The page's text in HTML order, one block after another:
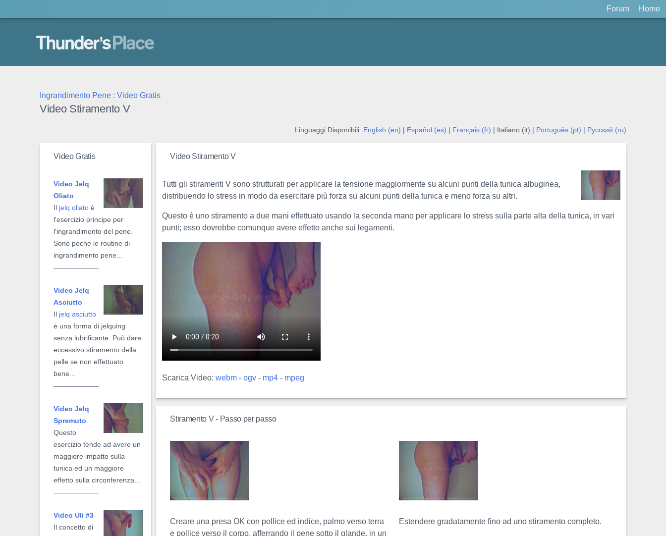
Thunder's Place
Ingrandimento Pene : Video Gratis
Video Stiramento V
Linguaggi Disponibili: English (en) Español (es) Français (fr) | Italiano (it) | Português (pt) Русский (ru)
Video Gratis
Video Jelq
Oliato
Il jelq oliato è
l'esercizio principe per
l'ingrandimento del pene.
Sono poche le routine di
ingrandimento pene...
Video Jelq
Asciutto
Il jelq asciutto
è una forma di jelquing
senza lubrificante. Può dare
eccessivo stiramento della
pelle se non effettuato
bene...
Video Jelq
Spremuto
Questo
esercizio tende ad avere un
maggiore impatto sulla
tunica ed un maggiore
effetto sulla circonferenza...
Video Uli #3
Il concetto di
Video Stiramento V
Tutti gli stiramenti V sono strutturati per applicare la tensione maggiormente su alcuni punti della tunica albuginea,
distribuendo lo stress in modo da esercitare più forza su alcuni punti della tunica e meno forza su altri.
Questo è uno stiramento a due mani effettuato usando la seconda mano per applicare lo stress sulla parte alta della tunica, in vari
punti; esso dovrebbe comunque avere effetto anche sui legamenti.
Scarica Video:webm -ogv - mp4 - mpeg
Stiramento V - Passo per passo
Creare una presa OK con pollice ed indice, palmo verso terra
e pollice verso il corpo, afferrando il pene sotto il glande, in un
Estendere gradatamente fino ad uno stiramento completo.
Forum Home